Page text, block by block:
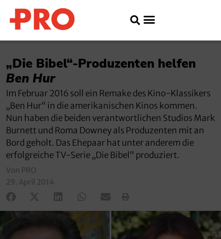
„Die Bibel“-Produzenten helfen
Ben Hur
Im Februar 2016 soll ein Remake des Kino-Klassikers
„Ben Hur“ in die amerikanischen Kinos kommen.
Nun haben die beiden verantwortlichen Studios Mark
Burnett und Roma Downey als Produzenten mit an
Bord geholt. Das Ehepaar hat unter anderem die
erfolgreiche TV-Serie „Die Bibel“ produziert.
Von PRO
29. April 2014